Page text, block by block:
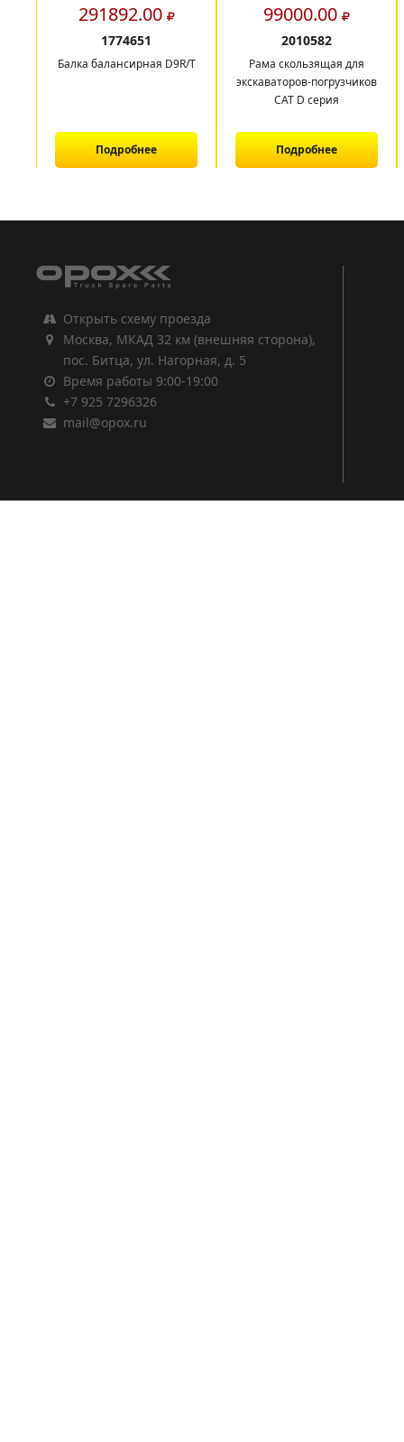
291892.00
1774651
Балка балансирная D9R/T
Подробнее
99000.00
2010582
Рама скользящая для
экскаваторов-погрузчиков
CAT D серия
Подробнее
Открыть схему проезда
Москва, МКАД 32 км (внешняя сторона),
пос. Битца, ул. Нагорная, д. 5
Время работы 9:00-19:00
+7 925 7296326
mail@opox.ru